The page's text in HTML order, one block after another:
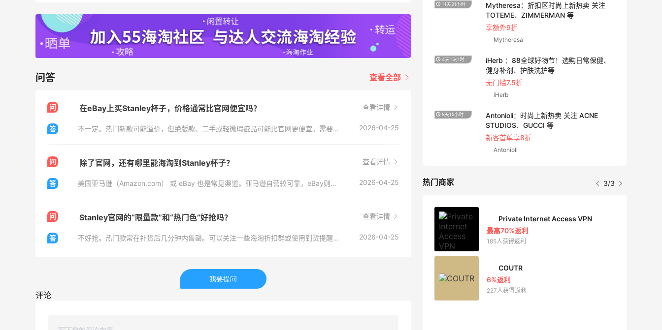
问答 查看全部
问 在eBay上买Stanley杯子，价格通常比官网便宜吗？ 查看详情
答 不一定。热门新款可能溢价，但绝版款、二手或轻微瑕疵品可能比官网更便宜。需要多比较。 2026-04-25
问 除了官网，还有哪里能海淘到Stanley杯子？ 查看详情
答 美国亚马逊（Amazon.com） 或 eBay 也是常见渠道。亚马逊自营较可靠，eBay则适合淘绝版款，但需仔细辨别卖家信誉。 2026-04-25
问 Stanley官网的“限量款”和“热门色”好抢吗？ 查看详情
答 不好抢。热门款常在补货后几分钟内售罄。可以关注一些海淘折扣群或使用到货提醒服务，并提前设置好转运地址和支付信息。 2026-04-25
我要提问
评论
守护宝宝每一步成长
首单享5折
Little Spoon
11天4小时
LIU JO ES：意大利小众轻奢品牌！精选服
4天3小时
Bloomingdales：时尚热卖！入手珑骧、
Tory Burch、拉夫劳伦等
TOTEME、ZIMMERMAN 等
享额外9折
Mytheresa
4天15小时
iHerb ：88全球好物节！选购日常保健、
8天15小时
STUDIOS、GUCCI 等
10天15小时
Eraldo：折扣区服饰鞋包清仓 选购巴黎世
家、Toteme、西太后等
低至5折
Eraldo
5天15小时
LN-CC：限时大促！入手 Ganni、Acne、
西太后等
低至4折+额外8折
LN-CC
1天3小时
Maje US：限时闪促！入手明星同款服饰
精选低至2折
热门商家 1/3
ERGO Baby
62人获得返利
Private Internet Access VPN
185人获得返利
Mac Duggal
最高2%返利
5991人成功下单
Biōkreativ
30%返利
53人获得返利